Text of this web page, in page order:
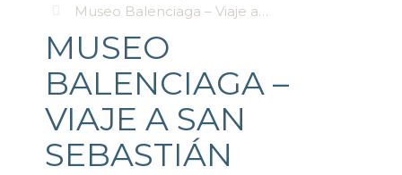
MUSEO
BALENCIAGA –
VIAJE A SAN
SEBASTIÁN
Museo Balenciaga – Viaje a…